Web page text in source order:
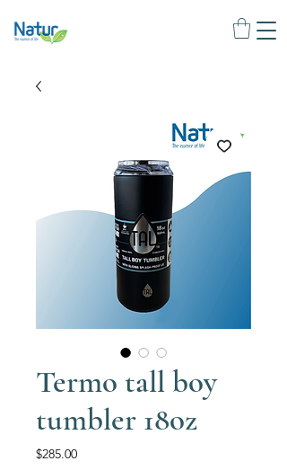
Termo tall boy
tumbler 18oz
$285.00Precio